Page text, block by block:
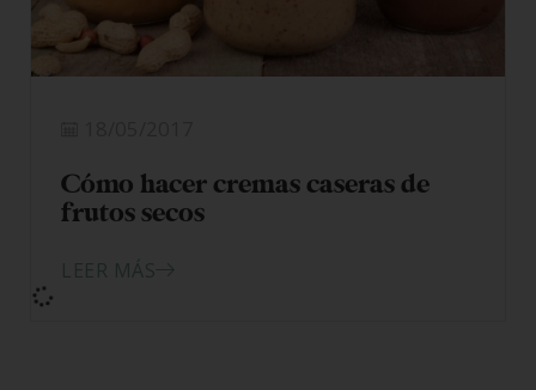
Cómo hacer cremas caseras de
frutos secos
LEER MÁS